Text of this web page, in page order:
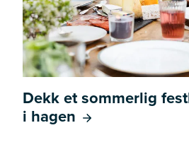
Dekk et sommerlig
i hagen